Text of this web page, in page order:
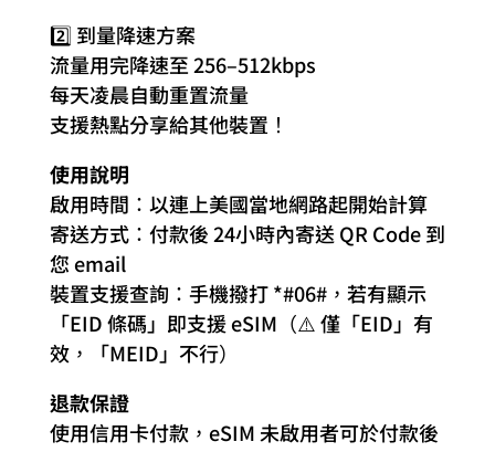
2️⃣ 到量降速方案
流量用完降速至 256–512kbps
每天凌晨自動重置流量
支援熱點分享給其他裝置！
使用說明
啟用時間：以連上美國當地網路起開始計算
寄送方式：付款後 24小時內寄送 QR Code 到
您 email
裝置支援查詢：手機撥打 *#06#，若有顯示
「EID 條碼」即支援 eSIM（⚠️ 僅「EID」有
效，「MEID」不行）
退款保證
使用信用卡付款，eSIM 未啟用者可於付款後